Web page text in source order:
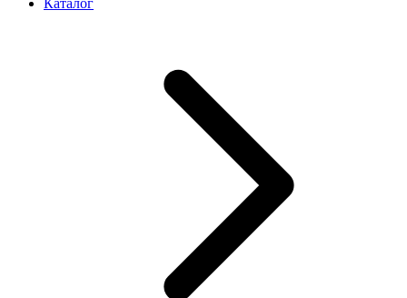
Каталог